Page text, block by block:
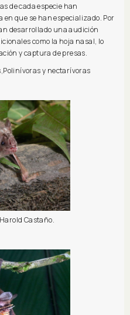
de cada especie han
en que se han especializado. Por
desarrollado una audición
como la hoja nasal, lo
y captura de presas.
y nectarívoras
Castaño.